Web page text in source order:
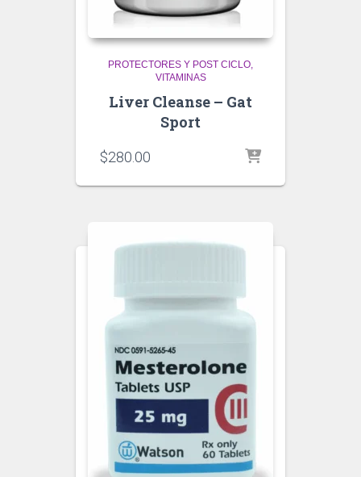
PROTECTORES Y POST CICLO
VITAMINAS
Liver Cleanse – Gat
Sport
$280.00